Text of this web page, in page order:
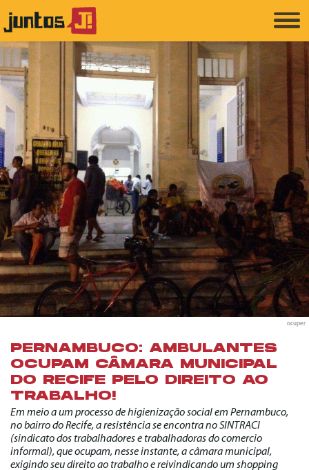
ocuper
PERNAMBUCO: AMBULANTES
OCUPAM CÂMARA MUNICIPAL
DO RECIFE PELO DIREITO AO
TRABALHO!
Em meio a um processo de higienização social em Pernambuco,
no bairro do Recife, a resistência se encontra no SINTRACI
(sindicato dos trabalhadores e trabalhadoras do comercio
informal), que ocupam, nesse instante, a câmara municipal,
exigindo seu direito ao trabalho e reivindicando um shopping